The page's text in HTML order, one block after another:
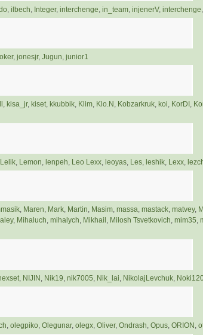
, ilbech, Integer, interchenge, in_team, injenerV, interchenge,
, jonesjr, Jugun, junior1
, kisa_jr, kiset, kkubbik, Klim, Klo.N , Kobzarkruk, koi, KorDI ,
Lelik, Lemon, lenpeh, Leo Lexx, leoyas, Les, leshik, Lexx,
, Maren, Mark, Martin, Masim, massa, mastack, matvey,
, Mihaluch, mihalych, Mikhail , Milosh Tsvetkovich, mim35,
, NIJIN , Nik19, nik7005, Nik_lai, NikolajLevchuk,
, olegpiko, Olegunar, olegx, Oliver, Ondrash, Opus, ORION ,